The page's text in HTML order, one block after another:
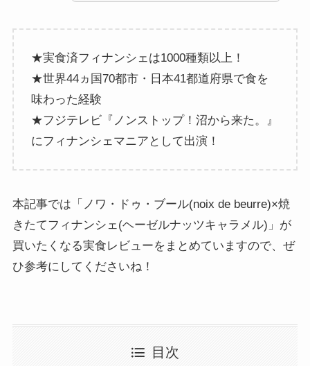
★実食済フィナンシェは1000種類以上！
★世界44ヵ国70都市・日本41都道府県で食を
味わった経験
★フジテレビ『ノンストップ！沼から来た。』
にフィナンシェマニアとして出演！
本記事では「ノワ・ドゥ・ブール(noix de beurre)×焼
きたてフィナンシェ(ヘーゼルナッツキャラメル)」が
買いたくなる実食レビューをまとめていますので、ぜ
ひ参考にしてくださいね！
目次